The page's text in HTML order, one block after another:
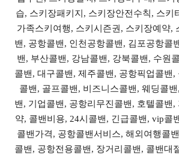
습, 스키장패키지, 스키장안전수칙, 스키
가족스키여행, 스키시즌권, 스키장예약,
밴, 공항콜밴, 인천공항콜밴, 김포공항콜
밴, 부산콜밴, 강남콜밴, 강북콜밴, 수원
콜밴, 대구콜밴, 제주콜밴, 공항픽업콜밴,
콜밴, 골프콜밴, 비즈니스콜밴, 웨딩콜
밴, 기업콜밴, 공항리무진콜밴, 호텔콜밴,
약, 콜밴비용, 24시콜밴, 긴급콜밴, vip콜
콜밴가격, 공항콜밴서비스, 해외여행콜
콜밴, 공항전용콜밴, 장거리콜밴, 콜밴대